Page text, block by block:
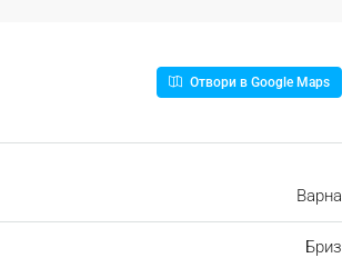
Отвори в Google Maps
Варна
Бриз